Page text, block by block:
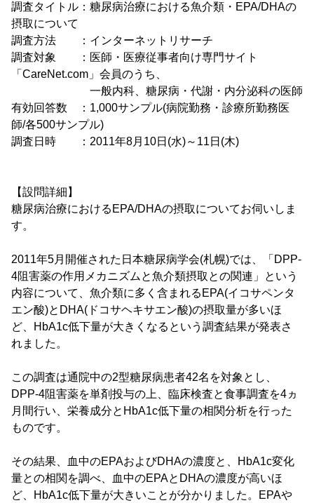
調査タイトル：糖尿病治療における魚介類・EPA/DHAの
摂取について
調査方法 ：インターネットリサーチ
調査対象 ：医師・医療従事者向け専門サイト
「CareNet.com」会員のうち、
一般内科、糖尿病・代謝・内分泌科の医師
有効回答数 ：1,000サンプル(病院勤務・診療所勤務医
師/各500サンプル)
調査日時 ：2011年8月10日(水)～11日(木)
【設問詳細】
糖尿病治療におけるEPA/DHAの摂取についてお伺いしま
す。
2011年5月開催された日本糖尿病学会(札幌)では、「DPP-
4阻害薬の作用メカニズムと魚介類摂取との関連」という
内容について、魚介類に多く含まれるEPA(イコサペンタ
エン酸)とDHA(ドコサヘキサエン酸)の摂取量が多いほ
ど、HbA1c低下量が大きくなるという調査結果が発表さ
れました。
この調査は通院中の2型糖尿病患者42名を対象とし、
DPP-4阻害薬を単剤投与の上、臨床検査と食事調査を4ヵ
月間行い、栄養成分とHbA1c低下量の相関分析を行った
ものです。
その結果、血中のEPAおよびDHAの濃度と、HbA1c変化
量との相関を調べ、血中のEPAとDHAの濃度が高いほ
ど、HbA1c低下量が大きいことが分かりました。EPAや